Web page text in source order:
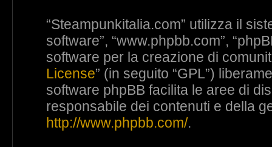
“Steampunkitalia.com” utilizza il
software”, “www.phpbb.com”,
software per la creazione di
License” (in seguito “GPL”)
software phpBB facilita le aree di
responsabile dei contenuti e della
http://www.phpbb.com/.